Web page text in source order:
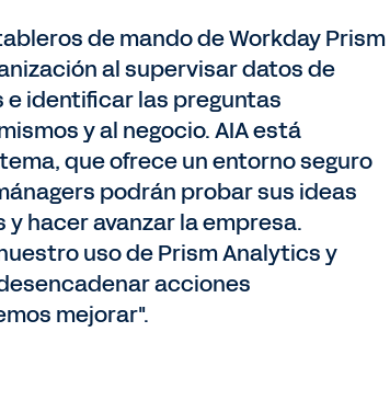
de mando de Workday Prism
al supervisar datos de
identificar las preguntas
y al negocio. AIA está
que ofrece un entorno seguro
podrán probar sus ideas
hacer avanzar la empresa.
uso de Prism Analytics y
acciones
mejorar".